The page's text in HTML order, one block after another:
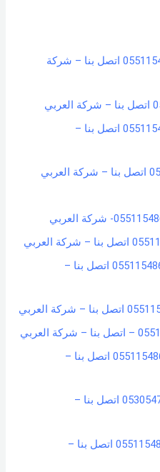
صيانة مكائن القهوة بحائل – 0551154864 اتصل بنا – شركة
شركة صيانة مكيفات بحائل -0551154864 اتصل بنا –
شركة تنظيف مكيفات بحائل – 0551154864 اتصل بنا –
شركة تنظيف مجالس بحائل – 0551154864 اتصل بنا –
شراء اثاث مستعمل بحائل – 0530547685 اتصل بنا –
شركة تنظيف مساجد بحائل – 0551154864 اتصل بنا –